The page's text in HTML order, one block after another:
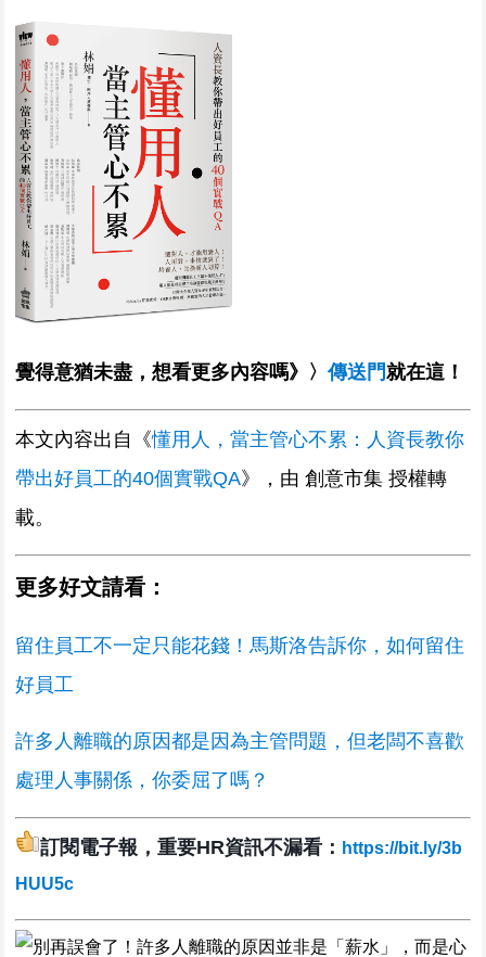
覺得意猶未盡，想看更多內容嗎》〉傳送門就在這！
本文內容出自《懂用人，當主管心不累：人資長教你
帶出好員工的40個實戰QA》，由 創意市集 授權轉
載。
更多好文請看：
留住員工不一定只能花錢！馬斯洛告訴你，如何留住
好員工
許多人離職的原因都是因為主管問題，但老闆不喜歡
處理人事關係，你委屈了嗎？
訂閱電子報，重要HR資訊不漏看： https://bit.ly/3b
HUU5c